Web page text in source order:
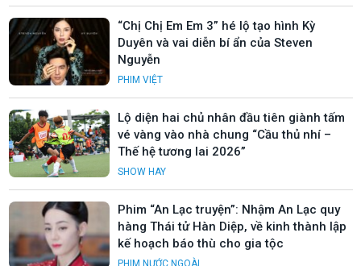
“Chị Chị Em Em 3” hé lộ tạo hình Kỳ
Duyên và vai diễn bí ẩn của Steven
Nguyễn
PHIM VIỆT
Lộ diện hai chủ nhân đầu tiên giành tấm
vé vàng vào nhà chung “Cầu thủ nhí –
Thế hệ tương lai 2026”
SHOW HAY
Phim “An Lạc truyện”: Nhậm An Lạc quy
hàng Thái tử Hàn Diệp, về kinh thành lập
kế hoạch báo thù cho gia tộc
PHIM NƯỚC NGOÀI